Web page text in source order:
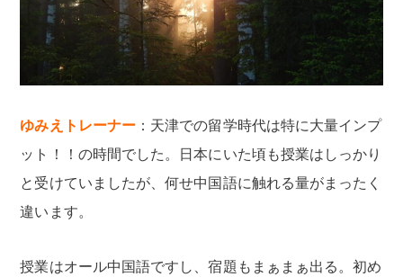
ゆみえトレーナー ：天津での留学時代は特に大量インプ
ット！！の時間でした。日本にいた頃も授業はしっかり
と受けていましたが、何せ中国語に触れる量がまったく
違います。
授業はオール中国語ですし、宿題もまぁまぁ出る。初め